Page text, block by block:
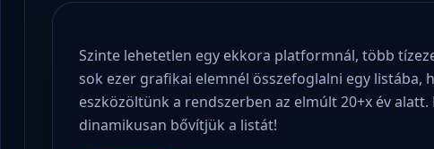
Szinte lehetetlen egy ekkora platformnál, több
sok ezer grafikai elemnél összefoglalni egy
eszközöltünk a rendszerben az elmúlt 20+x év
dinamikusan bővítjük a listát!